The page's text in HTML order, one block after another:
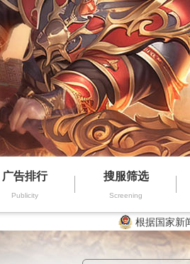
广告排行
Publicity
搜服筛选
Screening
根据国家新